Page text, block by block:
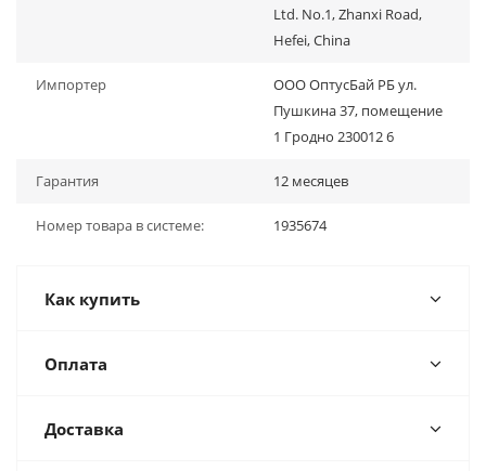
Ltd. No.1, Zhanxi Road,
Hefei, China
Импортер
ООО ОптусБай РБ ул.
Пушкина 37, помещение
1 Гродно 230012 6
Гарантия 12 месяцев
Номер товара в системе: 1935674
Как купить
Оплата
Доставка